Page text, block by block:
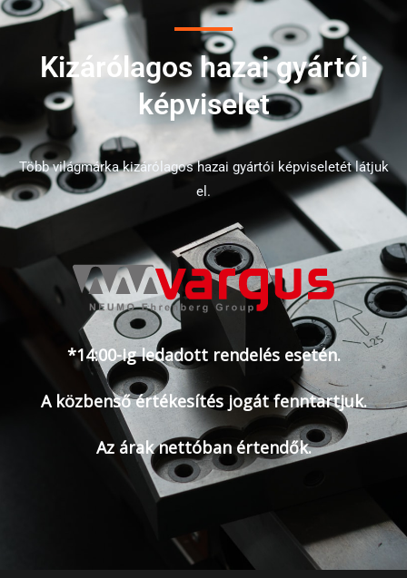
Kizárólagos hazai gyártói
képviselet
Több világmárka kizárólagos hazai gyártói képviseletét látjuk
el.
*14:00-ig ledadott rendelés esetén.
A közbenső értékesítés jogát fenntartjuk.
Az árak nettóban értendők.